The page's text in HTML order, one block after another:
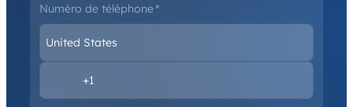
Numéro de téléphone*